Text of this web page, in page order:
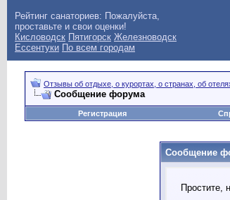
Рейтинг санаториев: Пожалуйста,
проставьте и свои оценки!
Кисловодск Пятигорск Железноводск
Ессентуки По всем городам
Отзывы об отдыхе, о курортах, о странах, об
Сообщение форума
Регистрация
Сообщение
Простите,